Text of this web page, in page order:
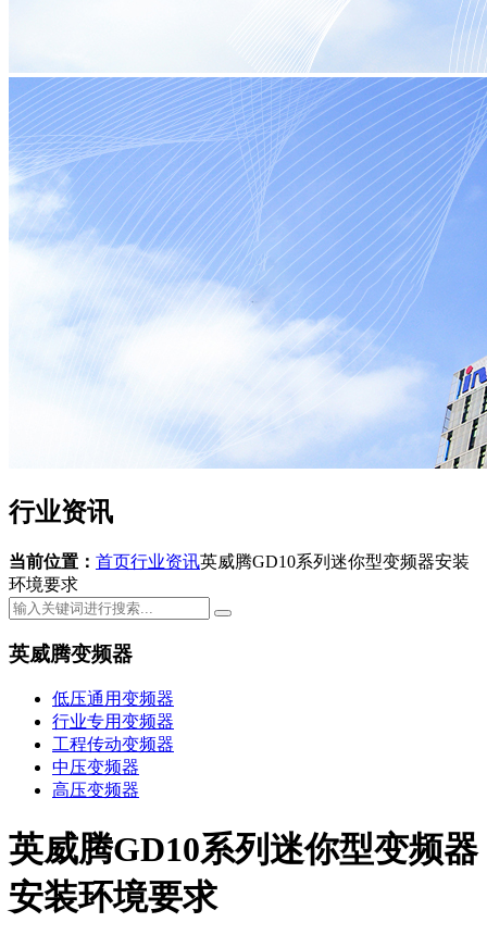
行业资讯
当前位置： 首页行业资讯英威腾GD10系列迷你型变频器安装
环境要求
英威腾变频器
低压通用变频器
行业专用变频器
工程传动变频器
中压变频器
高压变频器
英威腾GD10系列迷你型变频器
安装环境要求